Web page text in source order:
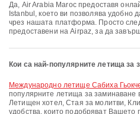
Да, Air Arabia Maroc предоставя онлайн регистрация за полети от
Istanbul, което ви позволява удобно
чрез нашата платформа. Просто
предоставени на Airpaz, за да
Кои са най-популярните летища за
Международно летище Сабиха
популярните летища за заминаване
Летищен хотел, Стая за молитви,
удобства, които подобряват